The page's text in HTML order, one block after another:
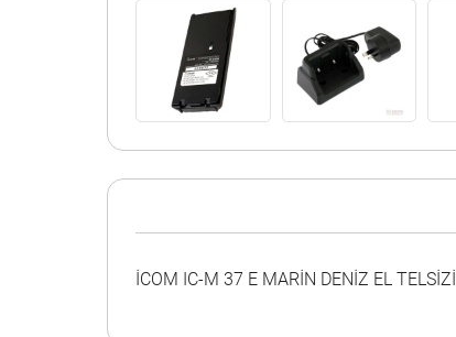
İCOM IC-M 37 E MARİN DENİZ EL TELSİZİ